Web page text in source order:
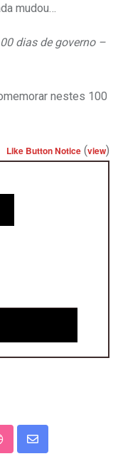
mudou…
dias de governo –
nestes 100
Like Button Notice (view)
Share